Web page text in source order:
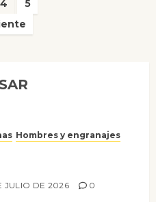
4
5
Hombres y engranajes
JULIO DE 2026 0